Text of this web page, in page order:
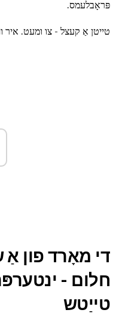
פּראָבלעמס.
טייטן אַ קעצל - צו ומעט. איר
די מאָרד פון אַ
חלום -
טייַטש